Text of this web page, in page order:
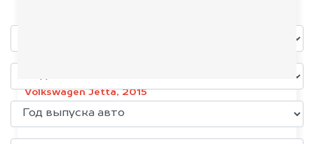
Volkswagen Jetta, 2015
Состояние:Без документов